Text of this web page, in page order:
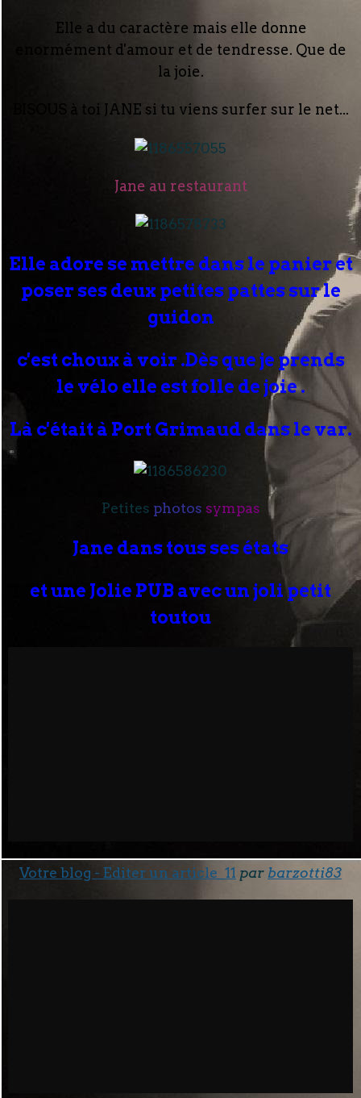
Elle a du caractère mais elle donne
enormément d'amour et de tendresse. Que de
la joie.
BISOUS à toi JANE si tu viens surfer sur le net...
Jane au restaurant
Elle adore se mettre dans le panier et
poser ses deux petites pattes sur le
guidon
c'est choux à voir .Dès que je prends
le vélo elle est folle de joie .
Là c'était à Port Grimaud dans le var.
Petites photos sympas
Jane dans tous ses états
et une Jolie PUB avec un joli petit
toutou
Votre blog - Editer un article_11 par barzotti83